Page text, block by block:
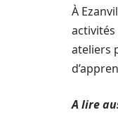
À
ateliers
A lire